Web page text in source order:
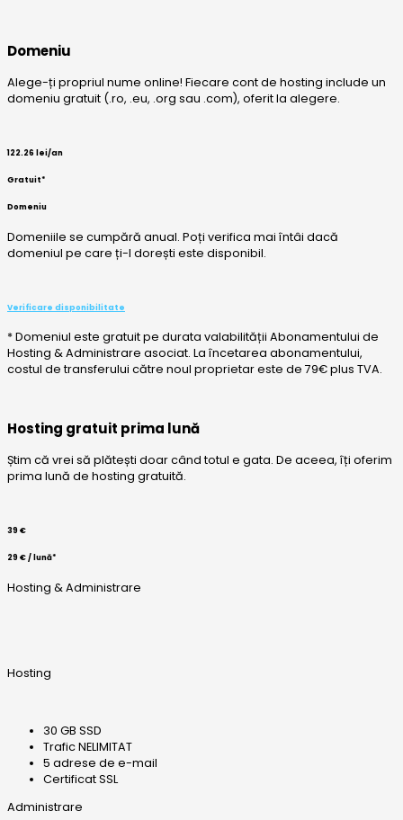
Domeniu
Alege-ți propriul nume online! Fiecare cont de hosting include un
domeniu gratuit (.ro, .eu, .org sau .com), oferit la alegere.
122.26 lei/an
Gratuit*
Domeniu
Domeniile se cumpără anual. Poți verifica mai întâi dacă
domeniul pe care ți-l dorești este disponibil.
Verificare disponibilitate
* Domeniul este gratuit pe durata valabilității Abonamentului de
Hosting & Administrare asociat. La încetarea abonamentului,
costul de transferului către noul proprietar este de 79€ plus TVA.
Hosting gratuit prima lună
Știm că vrei să plătești doar când totul e gata. De aceea, îți oferim
prima lună de hosting gratuită.
39 €
29 € / lună*
Hosting & Administrare
Hosting
30 GB SSD
Trafic NELIMITAT
5 adrese de e-mail
Certificat SSL
Administrare